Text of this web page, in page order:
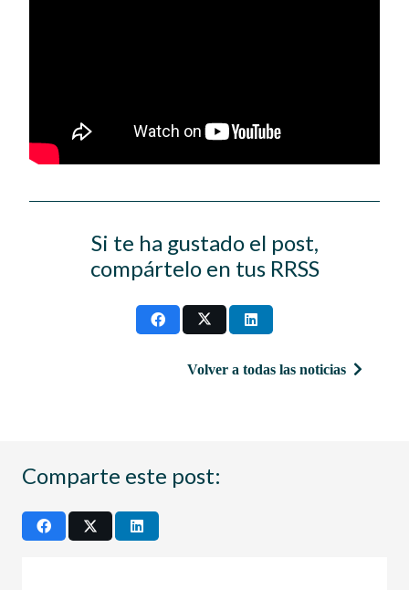
Si te ha gustado el post,
compártelo en tus RRSS
Volver a todas las noticias
Comparte este post: